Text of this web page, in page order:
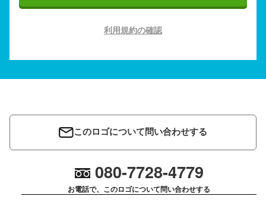
利用規約の確認
このロゴについて問い合わせする
080-7728-4779
お電話で、このロゴについて問い合わせする